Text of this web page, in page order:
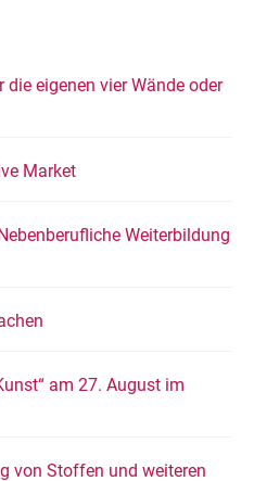
eigenen vier Wände oder
Market
Weiterbildung
am 27. August im
von Stoffen und weiteren